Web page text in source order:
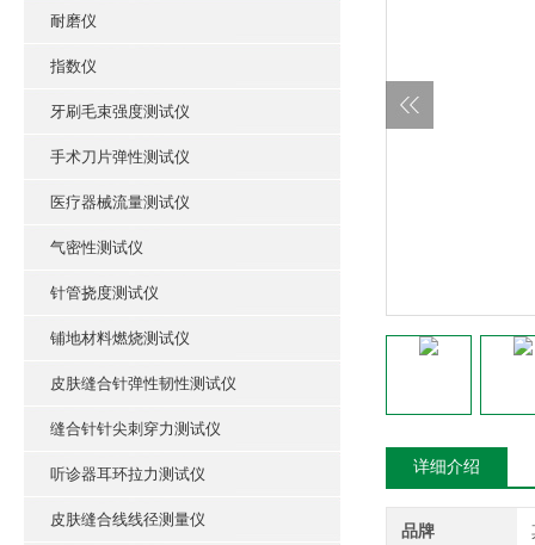
耐磨仪
指数仪
牙刷毛束强度测试仪
手术刀片弹性测试仪
医疗器械流量测试仪
气密性测试仪
针管挠度测试仪
铺地材料燃烧测试仪
皮肤缝合针弹性韧性测试仪
缝合针针尖刺穿力测试仪
听诊器耳环拉力测试仪
皮肤缝合线线径测量仪
详细介绍
品牌